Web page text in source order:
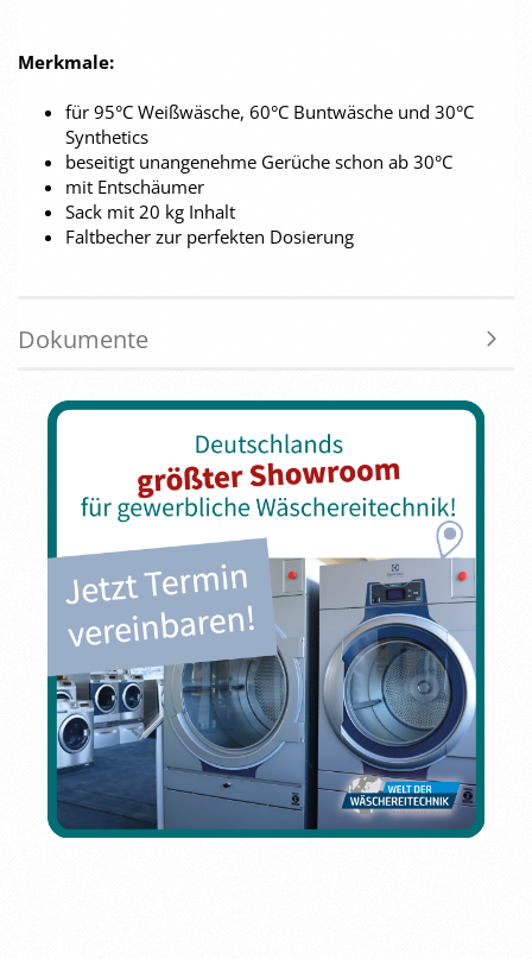
Merkmale:
für 95°C Weißwäsche, 60°C Buntwäsche und 30°C
Synthetics
beseitigt unangenehme Gerüche schon ab 30°C
mit Entschäumer
Sack mit 20 kg Inhalt
Faltbecher zur perfekten Dosierung
Dokumente